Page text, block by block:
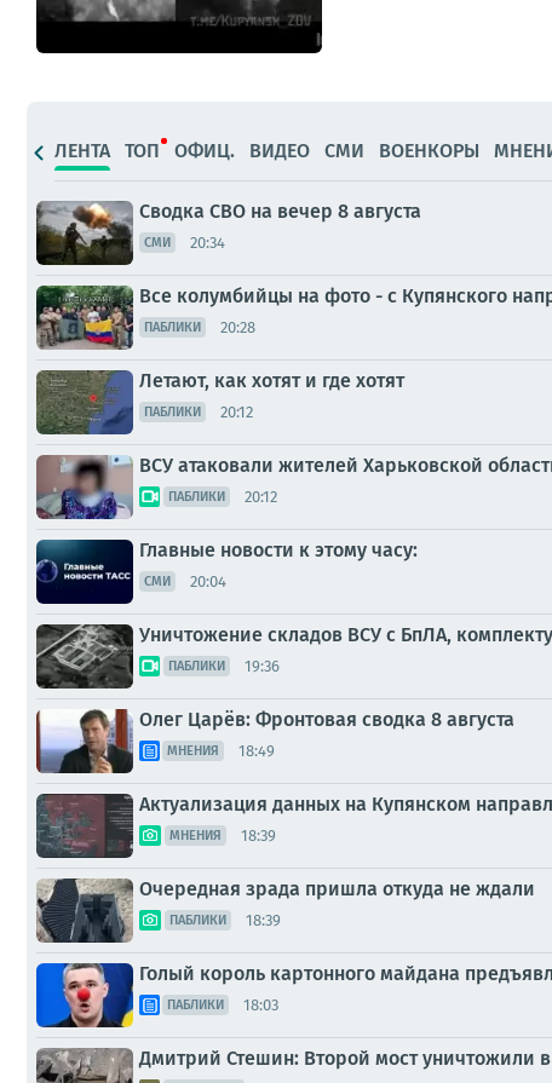
ЛЕНТА ТОП ОФИЦ. ВИДЕО СМИ ВОЕНКОРЫ
Сводка СВО на вечер 8 августа
СМИ 20:34
Все колумбийцы на фото - с Купянского
ПАБЛИКИ 20:28
Летают, как хотят и где хотят
ПАБЛИКИ 20:12
ВСУ атаковали жителей Харьковской
ПАБЛИКИ 20:12
Главные новости к этому часу:
СМИ 20:04
Уничтожение складов ВСУ с БпЛА,
ПАБЛИКИ 19:36
Олег Царёв: Фронтовая сводка 8 августа
МНЕНИЯ 18:49
Актуализация данных на Купянском
МНЕНИЯ 18:39
Очередная зрада пришла откуда не ждали
ПАБЛИКИ 18:39
Голый король картонного майдана
ПАБЛИКИ 18:03
Дмитрий Стешин: Второй мост уничтожили